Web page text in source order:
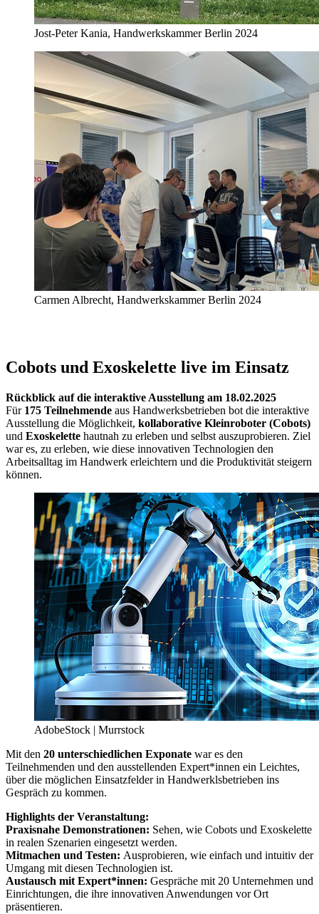
Jost-Peter Kania, Handwerkskammer Berlin 2024
Carmen Albrecht, Handwerkskammer Berlin 2024
Cobots und Exoskelette live im Einsatz
Rückblick auf die interaktive Ausstellung am 18.02.2025
Für 175 Teilnehmende aus Handwerksbetrieben bot die interaktive
Ausstellung die Möglichkeit, kollaborative Kleinroboter (Cobots)
und Exoskelette hautnah zu erleben und selbst auszuprobieren. Ziel
war es, zu erleben, wie diese innovativen Technologien den
Arbeitsalltag im Handwerk erleichtern und die Produktivität steigern
können.
AdobeStock | Murrstock
Mit den 20 unterschiedlichen Exponate war es den
Teilnehmenden und den ausstellenden Expert*innen ein Leichtes,
über die möglichen Einsatzfelder in Handwerklsbetrieben ins
Gespräch zu kommen.
Highlights der Veranstaltung:
Praxisnahe Demonstrationen: Sehen, wie Cobots und Exoskelette
in realen Szenarien eingesetzt werden.
Mitmachen und Testen: Ausprobieren, wie einfach und intuitiv der
Umgang mit diesen Technologien ist.
Austausch mit Expert*innen: Gespräche mit 20 Unternehmen und
Einrichtungen, die ihre innovativen Anwendungen vor Ort
präsentieren.